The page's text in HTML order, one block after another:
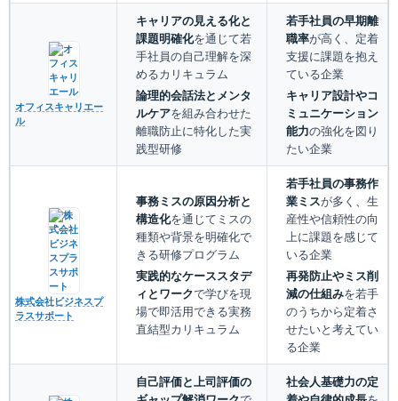
オフィスキャリエー
ル
キャリアの見える化と
課題明確化を通じて若
手社員の自己理解を深
めるカリキュラム
論理的会話法とメンタ
ルケアを組み合わせた
離職防止に特化した実
践型研修
若手社員の早期離
職率が高く、定着
支援に課題を抱え
ている企業
キャリア設計やコ
ミュニケーション
能力の強化を図り
たい企業
株式会社ビジネスプ
ラスサポート
事務ミスの原因分析と
構造化を通じてミスの
種類や背景を明確化で
きる研修プログラム
実践的なケーススタデ
ィとワークで学びを現
場で即活用できる実務
直結型カリキュラム
若手社員の事務作
業ミスが多く、生
産性や信頼性の向
上に課題を感じて
いる企業
再発防止やミス削
減の仕組みを若手
のうちから定着さ
せたいと考えてい
る企業
自己評価と上司評価の
社会人基礎力の定